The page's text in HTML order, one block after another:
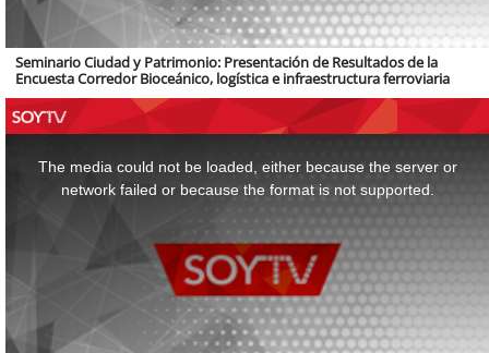
Seminario Ciudad y Patrimonio: Presentación de Resultados de la
Encuesta Corredor Bioceánico, logística e infraestructura ferroviaria
The media could not be loaded, either because the server or
network failed or because the format is not supported.